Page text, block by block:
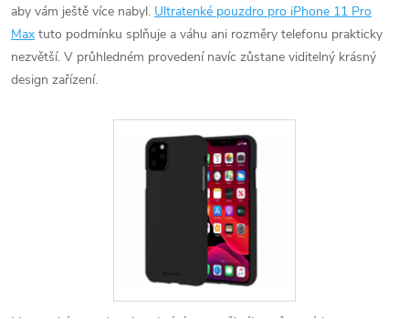
aby vám ještě více nabyl. Ultratenké pouzdro pro iPhone 11 Pro
Max tuto podmínku splňuje a váhu ani rozměry telefonu prakticky
nezvětší. V průhledném provedení navíc zůstane viditelný krásný
design zařízení.